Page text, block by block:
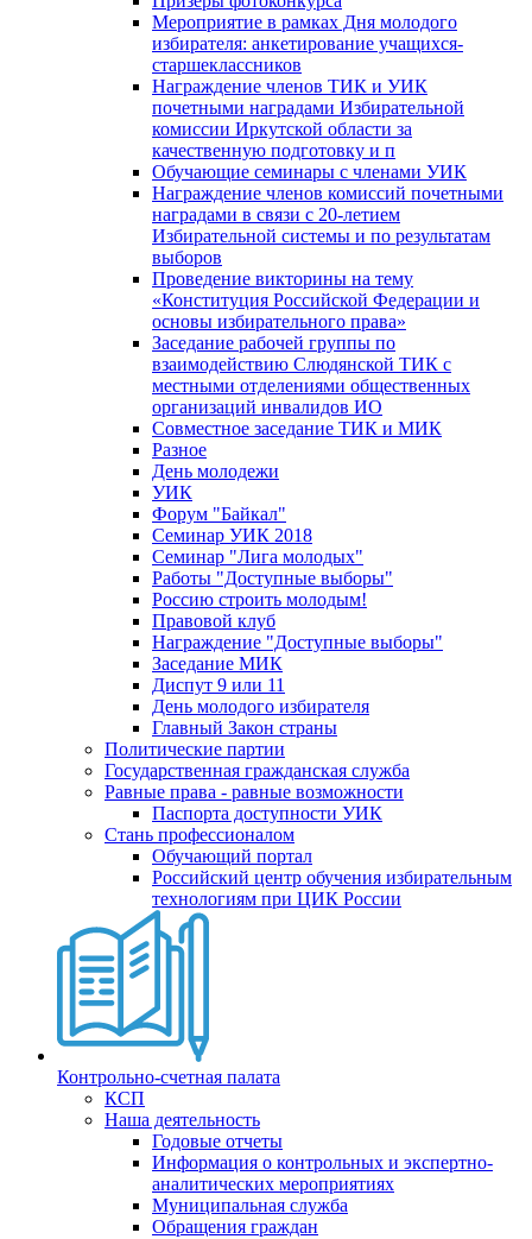
Мероприятие в рамках Дня молодого
избирателя: анкетирование учащихся-
старшеклассников
Награждение членов ТИК и УИК
почетными наградами Избирательной
комиссии Иркутской области за
качественную подготовку и п
Обучающие семинары с членами УИК
Награждение членов комиссий почетными
наградами в связи с 20-летием
Избирательной системы и по результатам
выборов
Проведение викторины на тему
«Конституция Российской Федерации и
основы избирательного права»
Заседание рабочей группы по
взаимодействию Слюдянской ТИК с
местными отделениями общественных
организаций инвалидов ИО
Совместное заседание ТИК и МИК
Разное
День молодежи
УИК
Форум "Байкал"
Семинар УИК 2018
Семинар "Лига молодых"
Работы "Доступные выборы"
Россию строить молодым!
Правовой клуб
Награждение "Доступные выборы"
Заседание МИК
Диспут 9 или 11
День молодого избирателя
Главный Закон страны
Политические партии
Государственная гражданская служба
Равные права - равные возможности
Паспорта доступности УИК
Стань профессионалом
Обучающий портал
Российский центр обучения избирательным
технологиям при ЦИК России
Контрольно-счетная палата
КСП
Наша деятельность
Годовые отчеты
Информация о контрольных и экспертно-
аналитических мероприятиях
Муниципальная служба
Обращения граждан